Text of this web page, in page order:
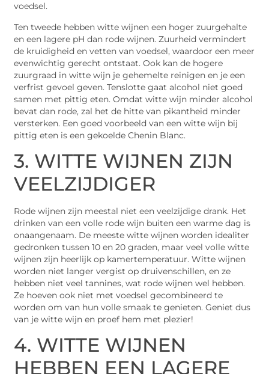
voedsel.
Ten tweede hebben witte wijnen een hoger zuurgehalte
en een lagere pH dan rode wijnen. Zuurheid vermindert
de kruidigheid en vetten van voedsel, waardoor een meer
evenwichtig gerecht ontstaat. Ook kan de hogere
zuurgraad in witte wijn je gehemelte reinigen en je een
verfrist gevoel geven. Tenslotte gaat alcohol niet goed
samen met pittig eten. Omdat witte wijn minder alcohol
bevat dan rode, zal het de hitte van pikantheid minder
versterken. Een goed voorbeeld van een witte wijn bij
pittig eten is een gekoelde Chenin Blanc.
3. WITTE WIJNEN ZIJN
VEELZIJDIGER
Rode wijnen zijn meestal niet een veelzijdige drank. Het
drinken van een volle rode wijn buiten een warme dag is
onaangenaam. De meeste witte wijnen worden idealiter
gedronken tussen 10 en 20 graden, maar veel volle witte
wijnen zijn heerlijk op kamertemperatuur. Witte wijnen
worden niet langer vergist op druivenschillen, en ze
hebben niet veel tannines, wat rode wijnen wel hebben.
Ze hoeven ook niet met voedsel gecombineerd te
worden om van hun volle smaak te genieten. Geniet dus
van je witte wijn en proef hem met plezier!
4. WITTE WIJNEN
HEBBEN EEN LAGERE